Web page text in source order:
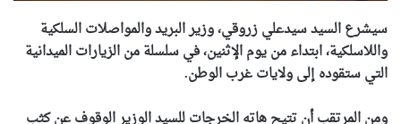
سيشرع السيد سيدعلي زروقي، وزير البريد والمواصلات السلكية
واللاسلكية، ابتداء من يوم الإثنين، في سلسلة من الزيارات الميدانية
التي ستقوده ﺇلى ولايات غرب الوطن.